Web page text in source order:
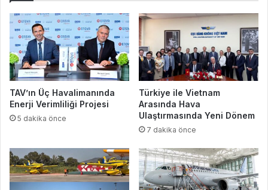
TAV’ın Üç Havalimanında
Enerji Verimliliği Projesi
5 dakika önce
Türkiye ile Vietnam
Arasında Hava
Ulaştırmasında Yeni Dönem
7 dakika önce